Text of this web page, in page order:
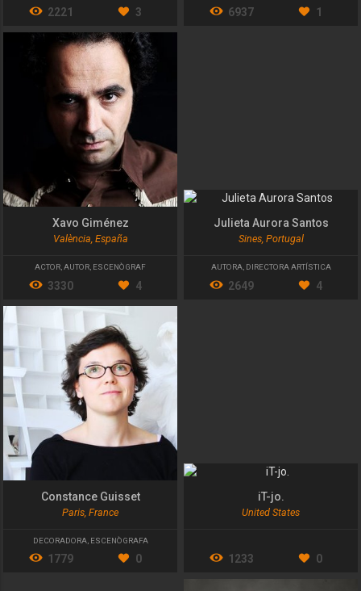
2221 3 6937 1
Xavo Giménez
València, España
ACTOR,AUTOR, ESCENÒGRAF
3330 4
Julieta Aurora Santos
Sines, Portugal
AUTORA, DIRECTORA ARTÍSTICA
2649 4
Constance Guisset
Paris, France
DECORADORA, ESCENÒGRAFA
1779 0
iT-jo.
United States
1233 0